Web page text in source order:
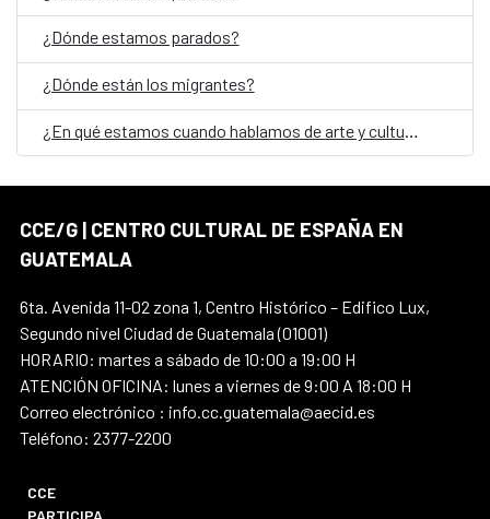
¿Dónde estamos parados?
¿Dónde están los migrantes?
CCE/G | CENTRO CULTURAL DE ESPAÑA EN
GUATEMALA
6ta. Avenida 11-02 zona 1, Centro Histórico – Edifico Lux,
Segundo nivel Ciudad de Guatemala (01001)
HORARIO: martes a sábado de 10:00 a 19:00 H
ATENCIÓN OFICINA: lunes a viernes de 9:00 A 18:00 H
Correo electrónico : info.cc.guatemala@aecid.es
Teléfono: 2377-2200
CCE